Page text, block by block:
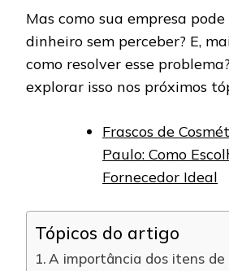
Mas como sua empresa
dinheiro sem perceber? E,
como resolver esse
explorar isso nos próximos
Frascos de
Paulo: Como
Fornecedor Ideal
Tópicos do artigo
A importância dos itens de